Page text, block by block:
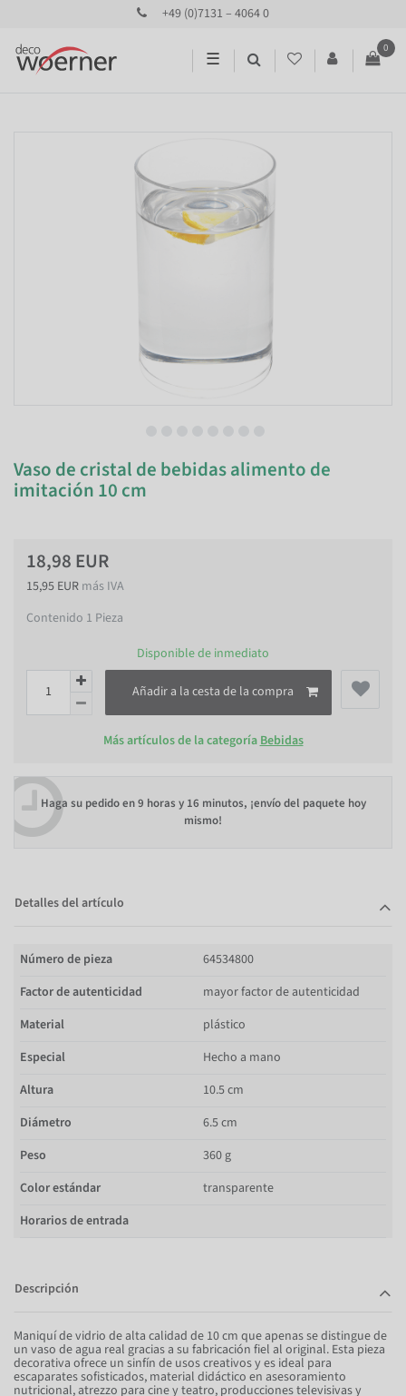
+49 (0)7131 – 4064 0
☰
0
Vaso de cristal de bebidas alimento de
imitación 10 cm
18,98 EUR
15,95 EUR más IVA
Contenido 1 Pieza
Disponible de inmediato
Añadir a la cesta de la compra
Más artículos de la categoría Bebidas
Haga su pedido en9 horas y 16 minutos, ¡envío del paquete hoy
mismo!
Detalles del artículo
Número de pieza
64534800
Factor de autenticidad
mayor factor de autenticidad
Material
plástico
Especial
Hecho a mano
Altura
10.5 cm
Diámetro
6.5 cm
Peso
360 g
Color estándar
transparente
Horarios de entrada
Descripción
Maniquí de vidrio de alta calidad de 10 cm que apenas se distingue de
un vaso de agua real gracias a su fabricación fiel al original. Esta pieza
decorativa ofrece un sinfín de usos creativos y es ideal para
escaparates sofisticados, material didáctico en asesoramiento
nutricional, atrezzo para cine y teatro, producciones televisivas y